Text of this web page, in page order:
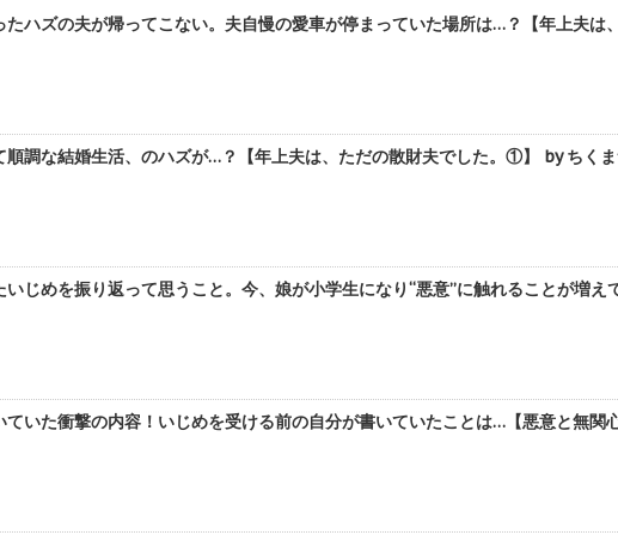
たハズの夫が帰ってこない。夫自慢の愛車が停まっていた場所は…？【年上夫
順調な結婚生活、のハズが…？【年上夫は、ただの散財夫でした。①】 by ちく
いじめを振り返って思うこと。今、娘が小学生になり“悪意”に触れることが増
ていた衝撃の内容！いじめを受ける前の自分が書いていたことは…【悪意と無関